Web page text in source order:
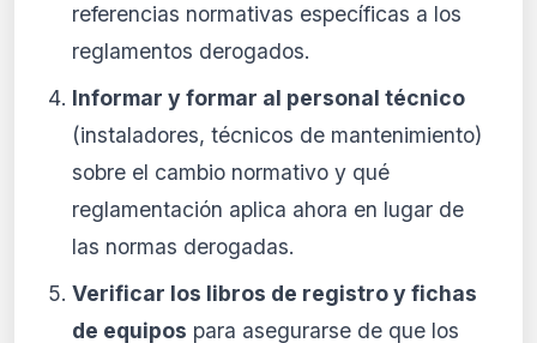
referencias normativas específicas a los
reglamentos derogados.
Informar y formar al personal técnico
(instaladores, técnicos de mantenimiento)
sobre el cambio normativo y qué
reglamentación aplica ahora en lugar de
las normas derogadas.
Verificar los libros de registro y fichas
de equipos para asegurarse de que los